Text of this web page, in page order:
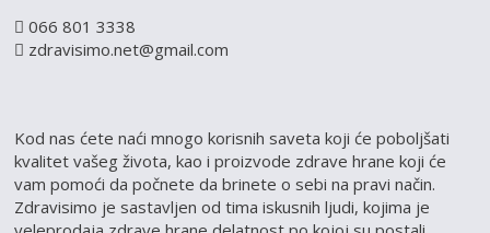
066 801 3338
zdravisimo.net@gmail.com
Kod nas ćete naći mnogo korisnih saveta koji će poboljšati
kvalitet vašeg života, kao i proizvode zdrave hrane koji će
vam pomoći da počnete da brinete o sebi na pravi način.
Zdravisimo je sastavljen od tima iskusnih ljudi, kojima je